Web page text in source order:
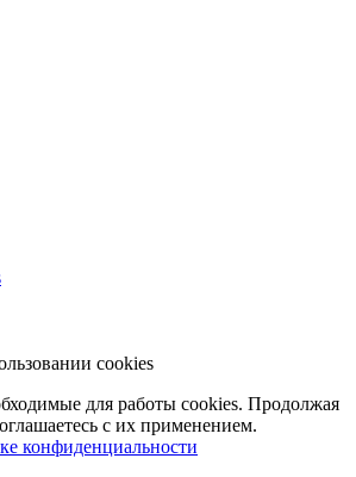
cookies
для работы cookies. Продолжая
с их применением.
конфиденциальности